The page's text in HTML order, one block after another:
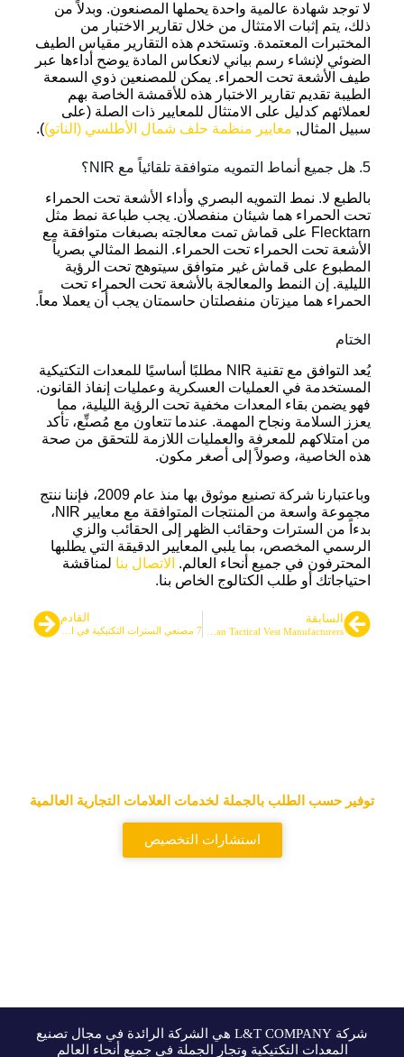
لا توجد شهادة عالمية واحدة يحملها المصنعون. وبدلاً من
ذلك، يتم إثبات الامتثال من خلال تقارير الاختبار من
المختبرات المعتمدة. وتستخدم هذه التقارير مقياس الطيف
الضوئي لإنشاء رسم بياني لانعكاس المادة يوضح أداءها عبر
طيف الأشعة تحت الحمراء. يمكن للمصنعين ذوي السمعة
الطيبة تقديم تقارير الاختبار هذه للأقمشة الخاصة بهم
لعملائهم كدليل على الامتثال للمعايير ذات الصلة (على
سبيل المثال, معايير منظمة حلف شمال الأطلسي (الناتو)).
5. هل جميع أنماط التمويه متوافقة تلقائياً مع NIR؟
بالطبع لا. نمط التمويه البصري وأداء الأشعة تحت الحمراء
تحت الحمراء هما شيئان منفصلان. يجب طباعة نمط مثل
Flecktarn على قماش تمت معالجته بصبغات متوافقة مع
الأشعة تحت الحمراء تحت الحمراء. النمط المثالي بصرياً
المطبوع على قماش غير متوافق سيتوهج تحت الرؤية
الليلية. إن النمط والمعالجة بالأشعة تحت الحمراء تحت
الحمراء هما ميزتان منفصلتان حاسمتان يجب أن يعملا معاً.
الختام
يُعد التوافق مع تقنية NIR مطلبًا أساسيًا للمعدات التكتيكية
المستخدمة في العمليات العسكرية وعمليات إنفاذ القانون.
فهو يضمن بقاء المعدات مخفية تحت الرؤية الليلية، مما
يعزز السلامة ونجاح المهمة. عندما تتعاون مع مُصنِّع، تأكد
من امتلاكهم للمعرفة والعمليات اللازمة للتحقق من صحة
هذه الخاصية، وصولاً إلى أصغر مكون.
وباعتبارنا شركة تصنيع موثوق بها منذ عام 2009، فإننا ننتج
مجموعة واسعة من المنتجات المتوافقة مع معايير NIR،
بدءاً من السترات وحقائب الظهر إلى الحقائب والزي
الرسمي المخصص، بما يلبي المعايير الدقيقة التي يطلبها
المحترفون في جميع أنحاء العالم. الاتصال بنا لمناقشة
احتياجاتك أو طلب الكتالوج الخاص بنا.
السابقة
Top 7 German Tactical Vest Manufacturers
القادم
7 مصنعي السترات التكتيكية في السويد والنرويج وفنلندا
توفير حسب الطلب بالجملة لخدمات العلامات التجارية العالمية
استشارات التخصيص
شركة L&T COMPANY هي الشركة الرائدة في مجال تصنيع
المعدات التكتيكية وتجار الجملة في جميع أنحاء العالم